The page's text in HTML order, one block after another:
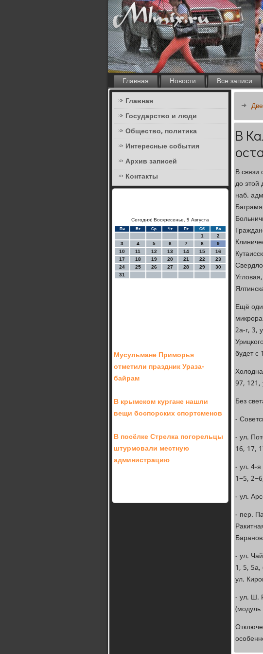
Главная Новости Все записи
Главная
Государство и люди
Общество, политика
Интересные события
Архив записей
Контакты
Сегодня: Воскресенье, 9 Августа
Пн Вт Ср Чт Пт Сб Вс
1
2
3
4 5 6 7 8
9
10
11 12 13 14 15
16
17
18 19 20 21 22
23
24
25 26 27 28 29
30
31
Мусульмане Приморья
отметили праздник Ураза-
байрам
В крымском кургане нашли
вещи боспорских спортсменов
В посёлке Стрелка погорельцы
штурмовали местную
администрацию
В
В связи
до этой
наб.
Ещё
2а-г, 3,
будет с
97, 121,
Без
-
- ул.
16, 17,
- ул. 4-
1−5,
- ул.
- пер.
- ул.
1, 5, 5а,
ул.
- ул. Ш.